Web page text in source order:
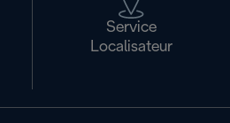
Service
Localisateur